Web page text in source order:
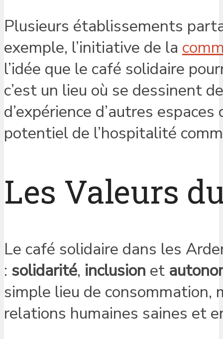
Plusieurs établissements
exemple, l’initiative de la
l’idée que le café solidaire
c’est un lieu où se dessinent
d’expérience d’autres
potentiel de l’hospitalité
Les Valeurs
Le café solidaire dans les
: solidarité, inclusion et
simple lieu de
relations humaines saines et